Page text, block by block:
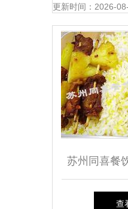
管局出台新措
更新时间：2026-
苏州同喜餐
造苏州一级
查